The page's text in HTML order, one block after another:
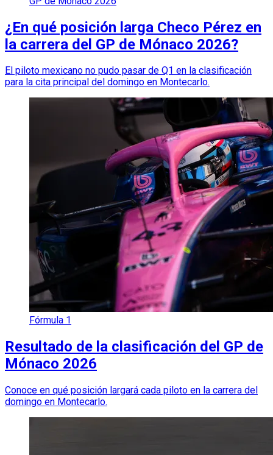
¿En qué posición larga Checo Pérez en
la carrera del GP de Mónaco 2026?
El piloto mexicano no pudo pasar de Q1 en la clasificación
para la cita principal del domingo en Montecarlo.
Fórmula 1
Resultado de la clasificación del GP de
Mónaco 2026
Conoce en qué posición largará cada piloto en la carrera del
domingo en Montecarlo.